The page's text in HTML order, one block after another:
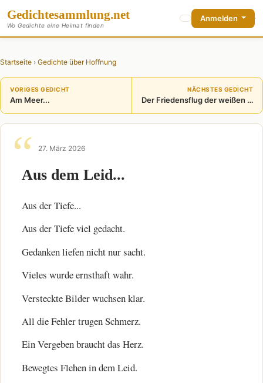
Gedichtesammlung.net
Wo Gedichte eine Heimat finden
Anmelden
Startseite › Gedichte über Hoffnung
VORIGES GEDICHT
Am Meer...
NÄCHSTES GEDICHT
Der Friedensflug der weißen Tauben
27. März 2026
Aus dem Leid...
Aus der Tiefe...
Aus der Tiefe viel gedacht.
Gedanken liefen nicht nur sacht.
Vieles wurde ernsthaft wahr.
Versteckte Bilder wuchsen klar.
All die Fehler trugen Schmerz.
Ein Vergeben braucht das Herz.
Bewegtes Flehen in dem Leid.